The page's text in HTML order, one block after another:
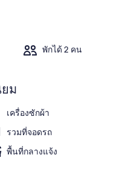
พักได้ 2 คน
ม
เครื่องซักผ้า
รวมที่จอดรถ
พื้นที่กลางแจ้ง